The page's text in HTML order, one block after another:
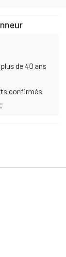
de 40 ans
confirmés